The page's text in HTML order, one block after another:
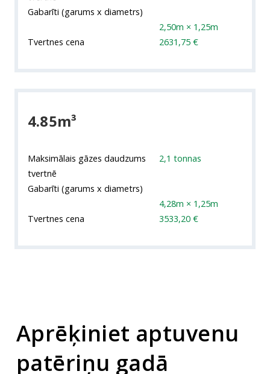
Gabarīti (garums x diametrs)
Tvertnes cena
2,50m × 1,25m
2631,75 €
4.85m³
Maksimālais gāzes daudzums
tvertnē
Gabarīti (garums x diametrs)
Tvertnes cena
2,1 tonnas
4,28m × 1,25m
3533,20 €
Aprēķiniet aptuvenu
patēriņu gadā